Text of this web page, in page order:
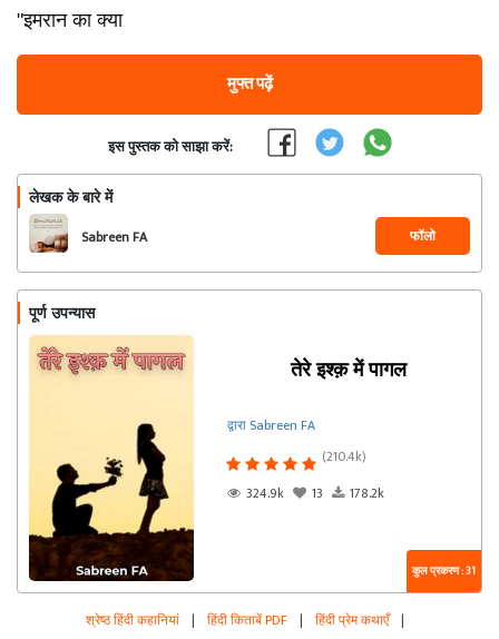
"इमरान का क्या
मुफ्त पढ़ें
इस पुस्तक को साझा करें:
लेखक के बारे में
Sabreen FA फॉलो
पूर्ण उपन्यास
तेरे इश्क़ में पागल
द्वारा Sabreen FA
(210.4k)
324.9k
13 178.2k
कुल प्रकरण : 31
श्रेष्ठ हिंदी कहानियां | हिंदी किताबें PDF | हिंदी प्रेम कथाएँ |